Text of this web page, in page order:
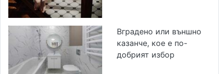
Вградено или външно
казанче, кое е по-
добрият избор